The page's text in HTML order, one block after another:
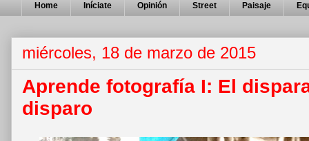
Home Iníciate Opinión Street Paisaje
miércoles, 18 de marzo de 2015
Aprende fotografía I: El
disparo